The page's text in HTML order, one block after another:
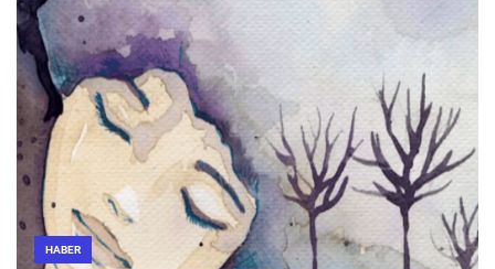
HABER